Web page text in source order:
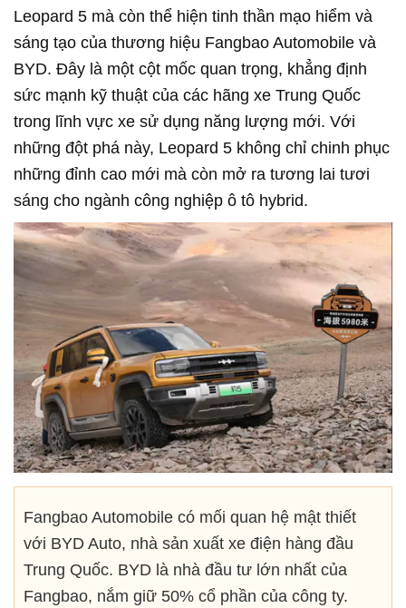
Leopard 5 mà còn thể hiện tinh thần mạo hiểm và
sáng tạo của thương hiệu Fangbao Automobile và
BYD. Đây là một cột mốc quan trọng, khẳng định
sức mạnh kỹ thuật của các hãng xe Trung Quốc
trong lĩnh vực xe sử dụng năng lượng mới. Với
những đột phá này, Leopard 5 không chỉ chinh phục
những đỉnh cao mới mà còn mở ra tương lai tươi
sáng cho ngành công nghiệp ô tô hybrid.
Fangbao Automobile có mối quan hệ mật thiết
với BYD Auto, nhà sản xuất xe điện hàng đầu
Trung Quốc. BYD là nhà đầu tư lớn nhất của
Fangbao, nắm giữ 50% cổ phần của công ty.